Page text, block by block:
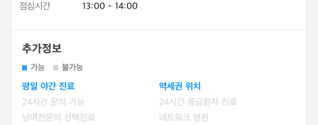
점심시간 13:00 - 14:00
추가정보
가능 불가능
평일 야간 진료
역세권 위치
24시간 문의 가능
24시간 응급환자 진료
남여전문의 선택진료
네트워크 병원